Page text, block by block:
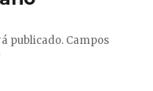
publicado. Campos